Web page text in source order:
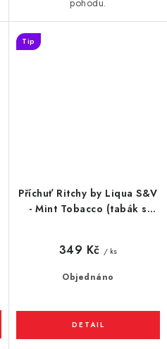
pohodu.
Příchuť Ritchy by Liqua S&V
- Mint Tobacco (tabák s
Tip
Objednáno
349 Kč / ks